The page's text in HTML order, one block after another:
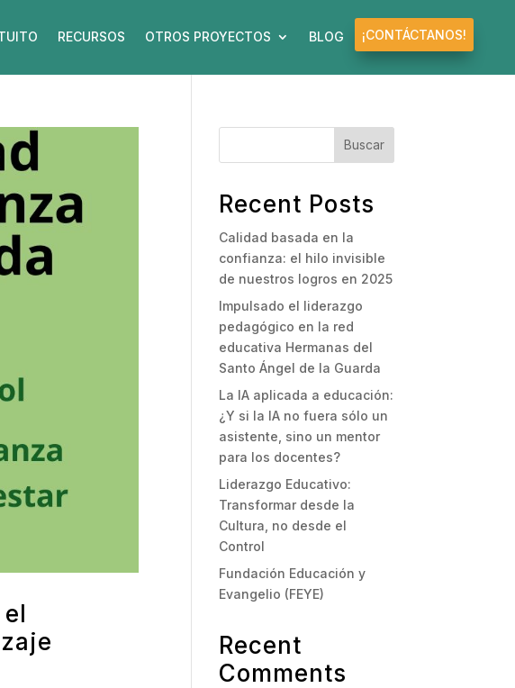
RECURSOS OTROS PROYECTOS BLOG ¡CONTÁCTANOS!
Buscar
Recent Posts
Calidad basada en la
confianza: el hilo invisible
de nuestros logros en 2025
Impulsado el liderazgo
pedagógico en la red
educativa Hermanas del
Santo Ángel de la Guarda
La IA aplicada a educación:
¿Y si la IA no fuera sólo un
asistente, sino un mentor
para los docentes?
Liderazgo Educativo:
Transformar desde la
Cultura, no desde el
Control
Fundación Educación y
Evangelio (FEYE)
Recent
Comments